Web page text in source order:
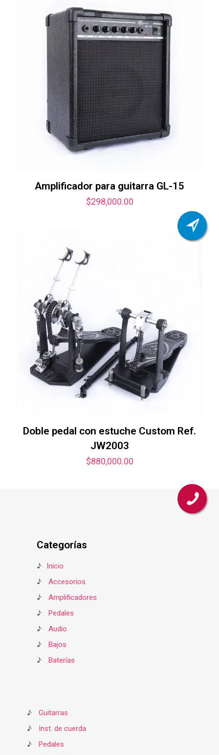
Amplificador para guitarra GL-15
$298,000.00
Doble pedal con estuche Custom Ref.
JW2003
$880,000.00
Categorías
♪
Inicio
♪
Accesorios
♪
Amplificadores
♪
Pedales
♪
Audio
♪
Bajos
♪
Baterías
♪
Guitarras
♪
Inst. de cuerda
♪
Pedales